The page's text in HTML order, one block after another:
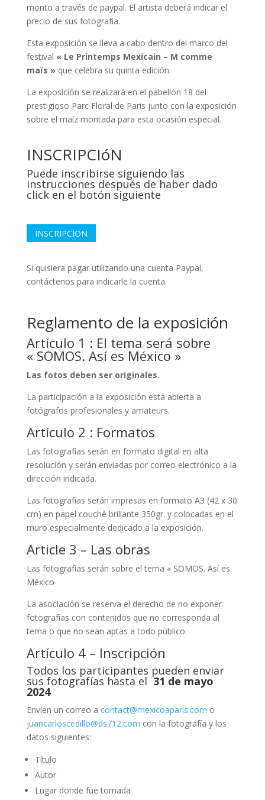
monto a través de paypal. El artista deberá indicar el
precio de sus fotografía.
Esta exposición se lleva a cabo dentro del marco del
festival « Le Printemps Mexicain – M comme
maïs »que celebra su quinta edición.
La exposición se realizará en el pabellón 18 del
prestigioso Parc Floral de Paris junto con la exposición
sobre el maíz montada para esta ocasión especial.
INSCRIPCIóN
Puede inscribirse siguiendo las
instrucciones después de haber dado
click en el botón siguiente
INSCRIPCION
Si quisiera pagar utilizando una cuenta Paypal,
contáctenos para indicarle la cuenta.
Reglamento de la exposición
Artículo 1 : El tema será sobre
« SOMOS. Así es México »
Las fotos deben ser originales.
La participación a la exposición está abierta a
fotógrafos profesionales y amateurs.
Artículo 2 : Formatos
Las fotografías serán en formato digital en alta
resolución y serán enviadas por correo electrónico a la
dirección indicada.
Las fotografías serán impresas en formato A3 (42 x 30
cm) en papel couché brillante 350gr. y colocadas en el
muro especialmente dedicado a la exposición.
Article 3 – Las obras
Las fotografías serán sobre el tema « SOMOS. Así es
México
La asociación se reserva el derecho de no exponer
fotografías con contenidos que no corresponda al
tema o que no sean aptas a todo público.
Artículo 4 – Inscripción
Todos los participantes pueden enviar
sus fotografías hasta el 31 de mayo
2024
Envíen un correo a contact@mexicoaparis.com o
juancarloscedillo@ds712.com con la fotografía y los
datos siguientes:
Título
Autor
Lugar donde fue tomada